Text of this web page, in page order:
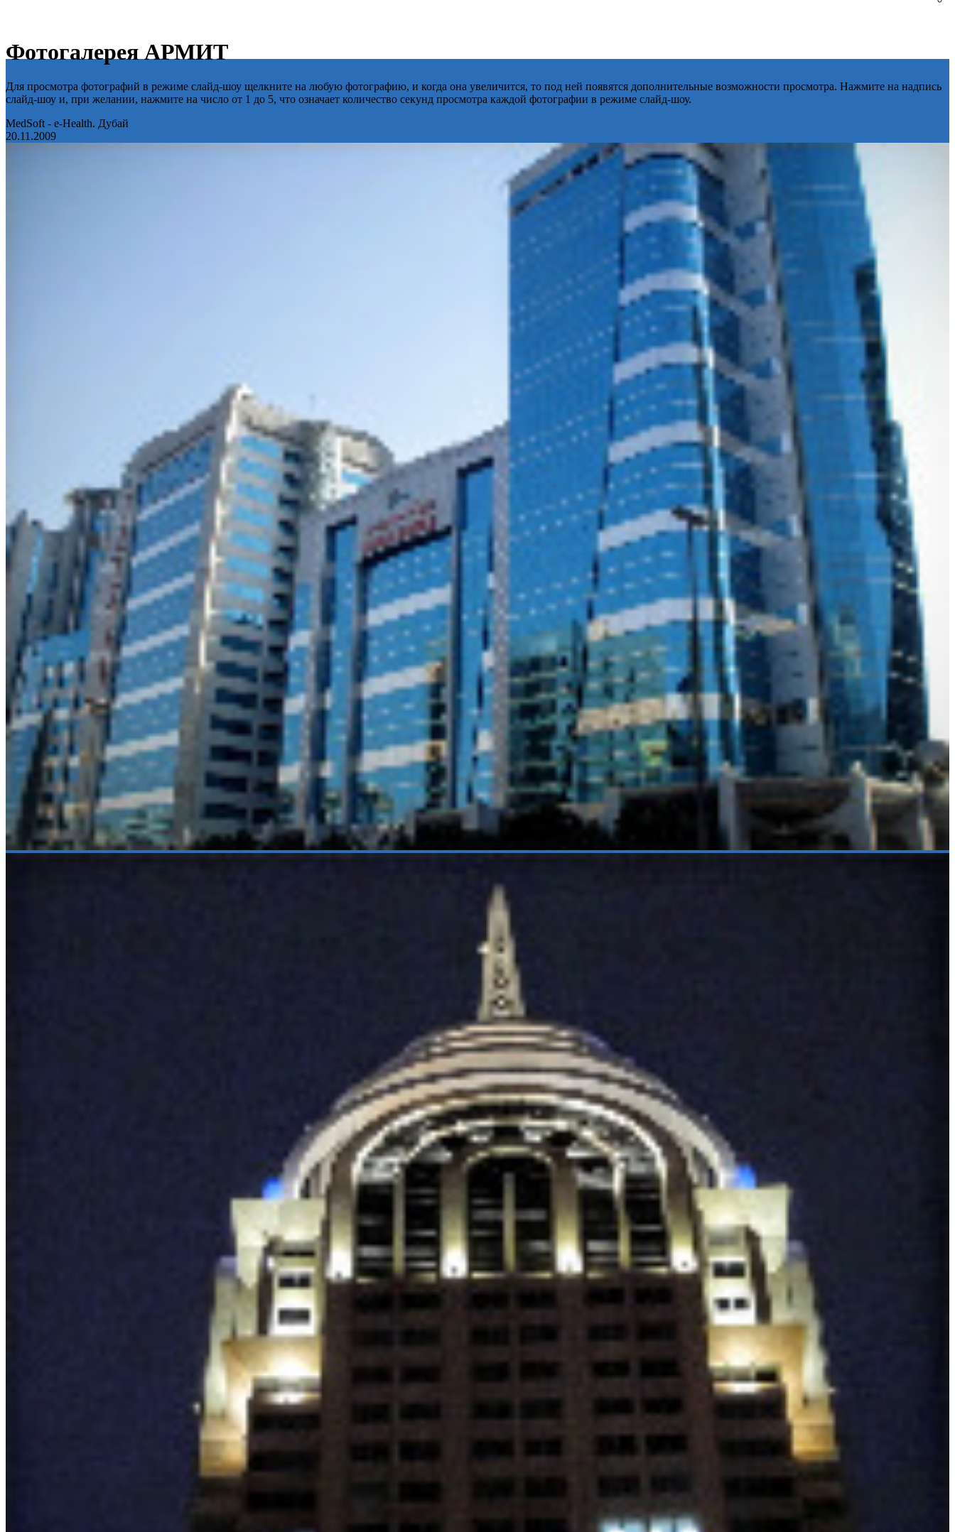
Фотогалерея АРМИТ
Для просмотра фотографий в режиме слайд-шоу щелкните на любую фотографию, и когда она увеличится, то под ней появятся дополнительные возможности просмотра. Нажмите на надпись
слайд-шоу и, при желании, нажмите на число от 1 до 5, что означает количество секунд просмотра каждой фотографии в режиме слайд-шоу.
MedSoft - e-Health. Дубай
20.11.2009